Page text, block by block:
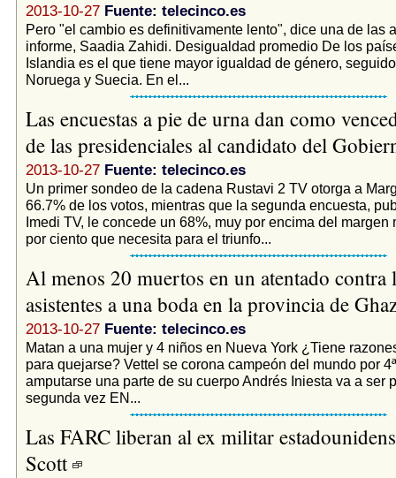
2013-10-27 Fuente: telecinco.es
Pero "el cambio es definitivamente lento", dice una de las
informe, Saadia Zahidi. Desigualdad promedio De los
Islandia es el que tiene mayor igualdad de género,
Noruega y Suecia. En el...
Las encuestas a pie de urna dan como
de las presidenciales al candidato del
2013-10-27 Fuente: telecinco.es
Un primer sondeo de la cadena Rustavi 2 TV otorga a
66.7% de los votos, mientras que la segunda encuesta,
Imedi TV, le concede un 68%, muy por encima del margen
por ciento que necesita para el triunfo...
Al menos 20 muertos en un atentado contra
asistentes a una boda en la provincia de
2013-10-27 Fuente: telecinco.es
Matan a una mujer y 4 niños en Nueva York ¿Tiene
para quejarse? Vettel se corona campeón del mundo por
amputarse una parte de su cuerpo Andrés Iniesta va a ser
segunda vez EN...
Las FARC liberan al ex militar
Scott